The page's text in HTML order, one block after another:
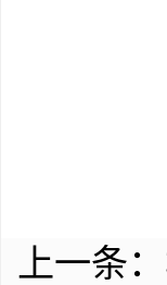
上一条：